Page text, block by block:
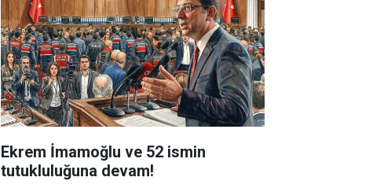
Ekrem İmamoğlu ve 52 ismin
tutukluluğuna devam!